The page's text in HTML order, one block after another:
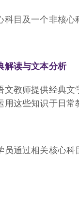
目及一个非核心
解读与文本分析
文教师提供经典
用这些知识于日常
员通过相关核心